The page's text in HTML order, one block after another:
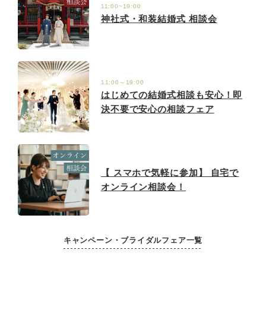
11:00~19:00
神社式・和装結婚式 相談会
11:00～19:00
はじめての結婚式相談も安心！即
決不要で安心の相談フェア
【 スマホで気軽に参加】 自宅で
オンライン相談会！
キャンペーン・ブライダルフェア一覧